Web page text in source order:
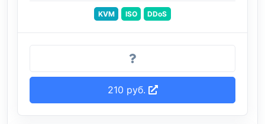
KVM ISO DDoS
210 руб.